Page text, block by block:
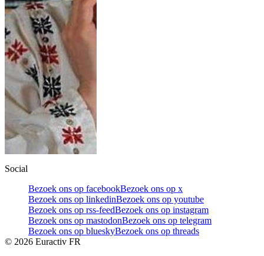
Social
Bezoek ons op facebookBezoek ons op x
Bezoek ons op linkedinBezoek ons op youtube
Bezoek ons op rss-feedBezoek ons op instagram
Bezoek ons op mastodonBezoek ons op telegram
Bezoek ons op blueskyBezoek ons op threads
© 2026 Euractiv FR